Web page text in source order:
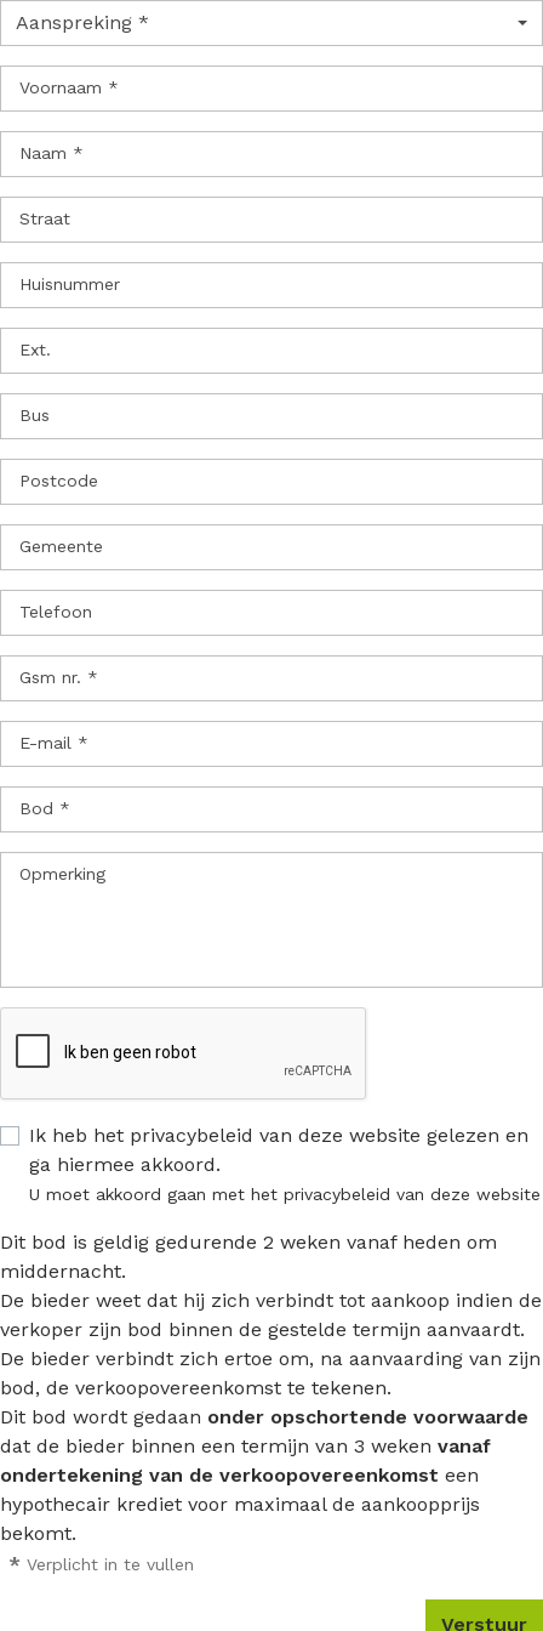
Aanspreking *
Voornaam *
Naam *
Straat
Huisnummer
Ext.
Bus
Postcode
Gemeente
Telefoon
Gsm nr. *
E-mail *
Bod *
Opmerking
Ik heb het privacybeleid van deze website gelezen en
ga hiermee akkoord.
U moet akkoord gaan met het privacybeleid van deze website
Dit bod is geldig gedurende 2 weken vanaf heden om
middernacht.
De bieder weet dat hij zich verbindt tot aankoop indien de
verkoper zijn bod binnen de gestelde termijn aanvaardt.
De bieder verbindt zich ertoe om, na aanvaarding van zijn
bod, de verkoopovereenkomst te tekenen.
Dit bod wordt gedaan onder opschortende voorwaarde
dat de bieder binnen een termijn van 3 weken vanaf
ondertekening van de verkoopovereenkomst een
hypothecair krediet voor maximaal de aankoopprijs
bekomt.
* Verplicht in te vullen
Verstuur